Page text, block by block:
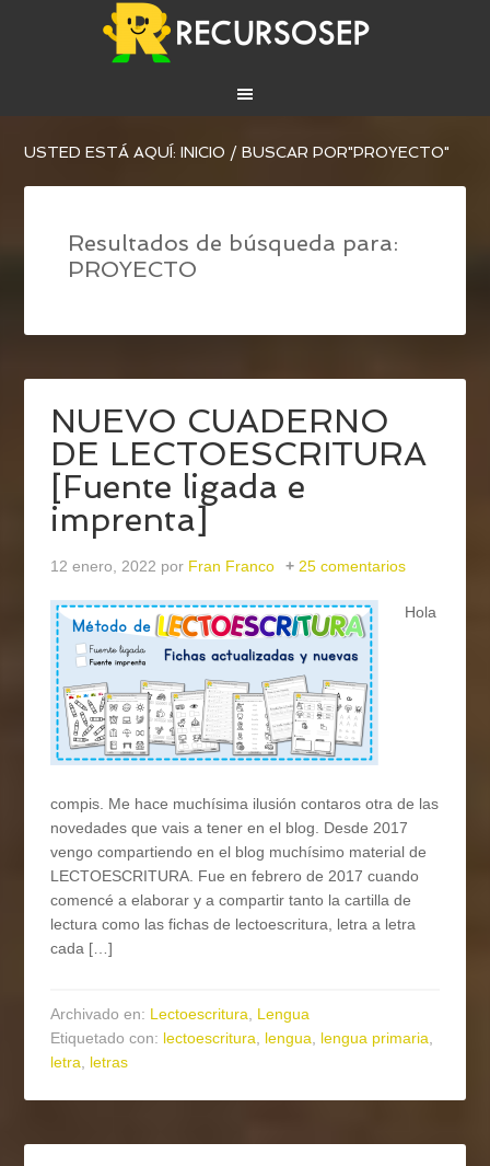
USTED ESTÁ AQUÍ:INICIO / BUSCAR POR"PROYECTO"
Resultados de búsqueda para:
PROYECTO
NUEVO CUADERNO
DE LECTOESCRITURA
[Fuente ligada e
imprenta]
12 enero, 2022 por Fran Franco 25 comentarios
Hola
compis. Me hace muchísima ilusión contaros otra de las
novedades que vais a tener en el blog. Desde 2017
vengo compartiendo en el blog muchísimo material de
LECTOESCRITURA. Fue en febrero de 2017 cuando
comencé a elaborar y a compartir tanto la cartilla de
lectura como las fichas de lectoescritura, letra a letra
cada […]
Archivado en: Lectoescritura, Lengua
Etiquetado con: lectoescritura, lengua, lengua primaria,
letra, letras